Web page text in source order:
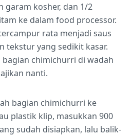
garam kosher, dan 1/2
ke dalam food processor.
rata menjadi saus
tekstur yang sedikit kasar.
bagian chimichurri di wadah
nanti.
bagian chimichurri ke
plastik klip, masukkan 900
sudah disiapkan, lalu balik-